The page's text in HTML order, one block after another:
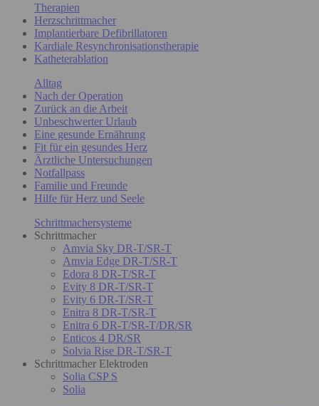
Therapien
Herzschrittmacher
Implantierbare Defibrillatoren
Kardiale Resynchronisationstherapie
Katheterablation
Alltag
Nach der Operation
Zurück an die Arbeit
Unbeschwerter Urlaub
Eine gesunde Ernährung
Fit für ein gesundes Herz
Ärztliche Untersuchungen
Notfallpass
Familie und Freunde
Hilfe für Herz und Seele
Schrittmachersysteme
Schrittmacher
Amvia Sky DR-T/SR-T
Amvia Edge DR-T/SR-T
Edora 8 DR-T/SR-T
Evity 8 DR-T/SR-T
Evity 6 DR-T/SR-T
Enitra 8 DR-T/SR-T
Enitra 6 DR-T/SR-T/DR/SR
Enticos 4 DR/SR
Solvia Rise DR-T/SR-T
Schrittmacher Elektroden
Solia CSP S
Solia